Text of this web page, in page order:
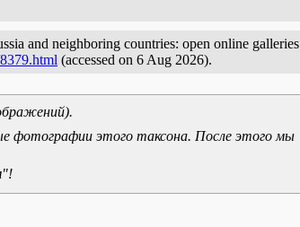
and neighboring countries: open online galleries
(accessed on 6 Aug 2026).
фотографии этого таксона. После этого мы